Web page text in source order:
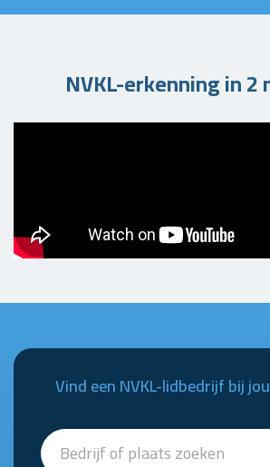
NVKL-erkenning in 2
Vind een NVKL-lidbedrijf bij